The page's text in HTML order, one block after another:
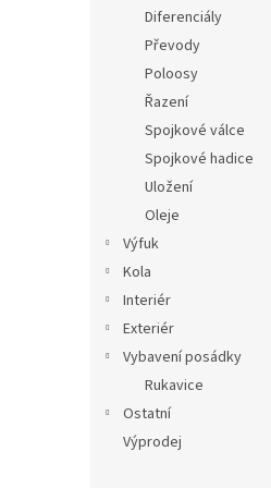
Diferenciály
Převody
Poloosy
Řazení
Spojkové válce
Spojkové hadice
Uložení
Oleje
Výfuk
Kola
Interiér
Exteriér
Vybavení posádky
Rukavice
Ostatní
Výprodej